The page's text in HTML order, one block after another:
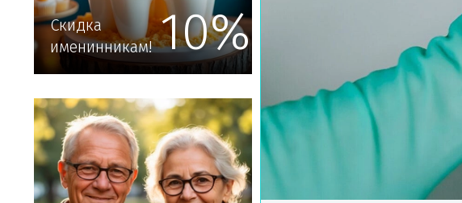
Скидка
именинникам! 10%